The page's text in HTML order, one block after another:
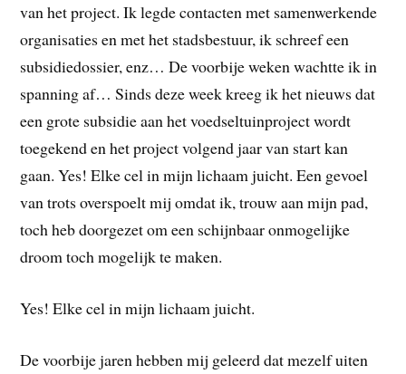
van het project. Ik legde contacten met samenwerkende
organisaties en met het stadsbestuur, ik schreef een
subsidiedossier, enz… De voorbije weken wachtte ik in
spanning af… Sinds deze week kreeg ik het nieuws dat
een grote subsidie aan het voedseltuinproject wordt
toegekend en het project volgend jaar van start kan
gaan. Yes! Elke cel in mijn lichaam juicht. Een gevoel
van trots overspoelt mij omdat ik, trouw aan mijn pad,
toch heb doorgezet om een schijnbaar onmogelijke
droom toch mogelijk te maken.
Yes! Elke cel in mijn lichaam juicht.
De voorbije jaren hebben mij geleerd dat mezelf uiten